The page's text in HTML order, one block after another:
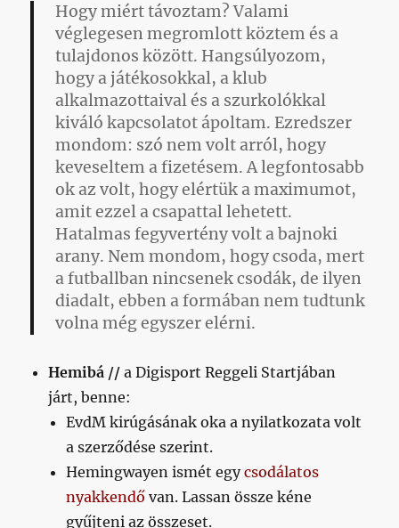
Hogy miért távoztam? Valami
véglegesen megromlott köztem és a
tulajdonos között. Hangsúlyozom,
hogy a játékosokkal, a klub
alkalmazottaival és a szurkolókkal
kiváló kapcsolatot ápoltam. Ezredszer
mondom: szó nem volt arról, hogy
keveseltem a fizetésem. A legfontosabb
ok az volt, hogy elértük a maximumot,
amit ezzel a csapattal lehetett.
Hatalmas fegyvertény volt a bajnoki
arany. Nem mondom, hogy csoda, mert
a futballban nincsenek csodák, de ilyen
diadalt, ebben a formában nem tudtunk
volna még egyszer elérni.
Hemibá //a Digisport Reggeli Startjában
járt, benne:
EvdM kirúgásának oka a nyilatkozata volt
a szerződése szerint.
Hemingwayen ismét egycsodálatos
nyakkendő van. Lassan össze kéne
gyűjteni az összeset.